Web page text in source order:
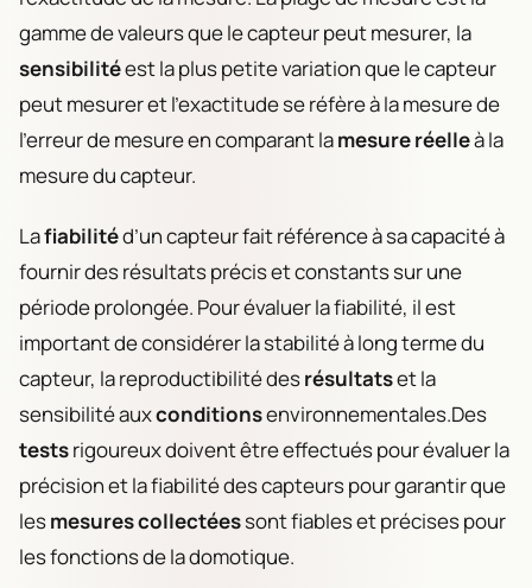
gamme de valeurs que le capteur peut mesurer, la
sensibilitéest la plus petite variation que le capteur
peut mesurer et l’exactitude se réfère à la mesure de
l’erreur de mesure en comparant lamesure réelleà la
mesure du capteur.
Lafiabilitéd’un capteur fait référence à sa capacité à
fournir des résultats précis et constants sur une
période prolongée. Pour évaluer la fiabilité, il est
important de considérer la stabilité à long terme du
capteur, la reproductibilité desrésultatset la
sensibilité auxconditionsenvironnementales.Des
testsrigoureux doivent être effectués pour évaluer la
précision et la fiabilité des capteurs pour garantir que
lesmesures collectéessont fiables et précises pour
les fonctions de la domotique.